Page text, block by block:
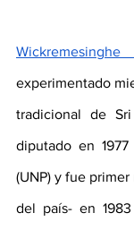
experimentado
tradicional de
diputado en
(UNP) y fue
del país- en